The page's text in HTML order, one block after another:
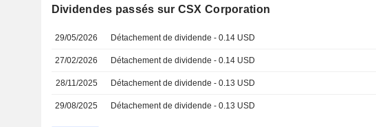
Dividendes passés sur CSX Corporation
29/05/2026 Détachement de dividende - 0.14 USD
27/02/2026 Détachement de dividende - 0.14 USD
28/11/2025 Détachement de dividende - 0.13 USD
29/08/2025 Détachement de dividende - 0.13 USD